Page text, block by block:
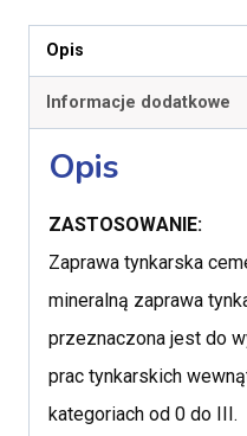
Opis
Informacje dodatkowe
Opis
ZASTOSOWANIE:
Zaprawa tynkarska
mineralną zaprawa
przeznaczona jest do
prac tynkarskich
kategoriach od 0 do III.